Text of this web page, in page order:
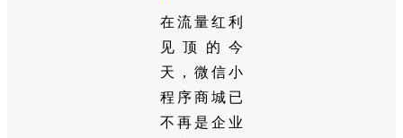
在流量红利
见顶的今
天，微信小
程序商城已
不再是企业